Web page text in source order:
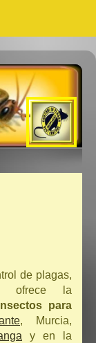
de plagas,
ofrece la
para
, Murcia,
y en la